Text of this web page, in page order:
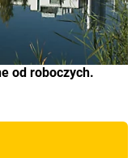
od roboczych.